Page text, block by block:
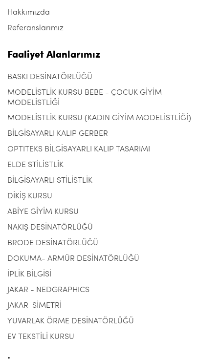
Hakkımızda
Referanslarımız
Faaliyet Alanlarımız
BASKI DESİNATÖRLÜĞÜ
MODELİSTLİK KURSU BEBE - ÇOCUK GİYİM
MODELİSTLİĞİ
MODELİSTLİK KURSU (KADIN GİYİM MODELİSTLİĞİ)
BİLGİSAYARLI KALIP GERBER
OPTITEKS BİLGİSAYARLI KALIP TASARIMI
ELDE STİLİSTLİK
BİLGİSAYARLI STİLİSTLİK
DİKİŞ KURSU
ABİYE GİYİM KURSU
NAKIŞ DESİNATÖRLÜĞÜ
BRODE DESİNATÖRLÜĞÜ
DOKUMA- ARMÜR DESİNATÖRLÜĞÜ
İPLİK BİLGİSİ
JAKAR - NEDGRAPHICS
JAKAR-SİMETRİ
YUVARLAK ÖRME DESİNATÖRLÜĞÜ
EV TEKSTİLİ KURSU